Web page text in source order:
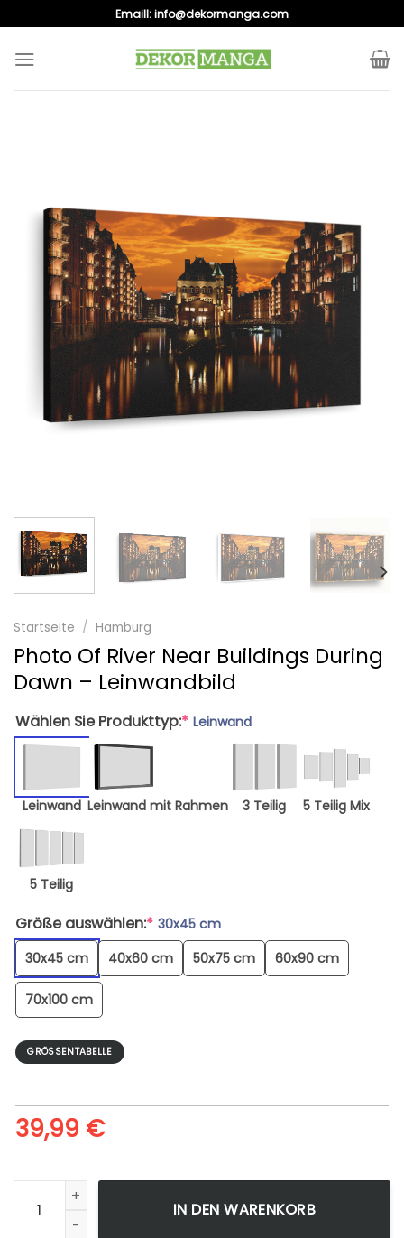
to
content
Emaill:info@dekormanga.com
Startseite / Hamburg
Photo Of River Near Buildings During
Dawn – Leinwandbild
Wählen Sie Produkttyp:* Leinwand
Leinwand Leinwand mit Rahmen 3 Teilig 5 Teilig Mix
5 Teilig
Größe auswählen:* 30x45 cm
30x45 cm
40x60 cm 50x75 cm 60x90 cm
70x100 cm
GRÖSSENTABELLE
39,99 €
Photo Of River Near Buildings During Dawn - Leinwandbild
IN DEN WARENKORB